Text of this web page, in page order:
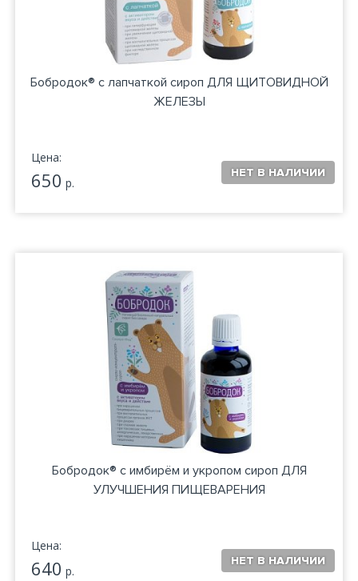
Бобродок® с лапчаткой сироп ДЛЯ ЩИТОВИДНОЙ
ЖЕЛЕЗЫ
Цена:
650 р.
Бобродок® с имбирём и укропом сироп ДЛЯ
УЛУЧШЕНИЯ ПИЩЕВАРЕНИЯ
Цена:
640 р.